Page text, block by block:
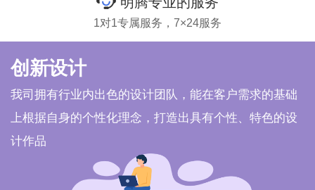
1对1专属服务，7×24服务
创新设计
我司拥有行业内出色的设计团队，能在客户需求的基础
上根据自身的个性化理念，打造出具有个性、特色的设
计作品